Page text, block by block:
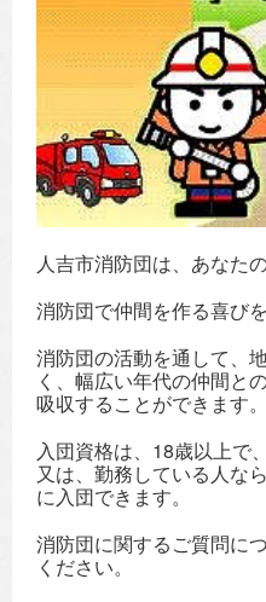
人吉市消防団は、あなた
消防団で仲間を作る喜び
消防団の活動を通して、
く、幅広い年代の仲間と
吸収することができます。
入団資格は、18歳以上で
又は、勤務している人な
に入団できます。
消防団に関するご質問に
ください。